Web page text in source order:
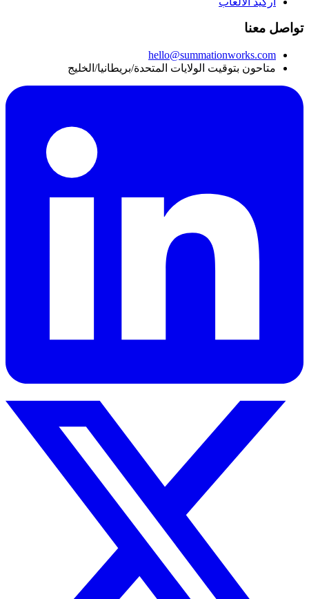
تواصل معنا
hello@summationworks.com
متاحون بتوقيت الولايات المتحدة/بريطانيا/الخليج